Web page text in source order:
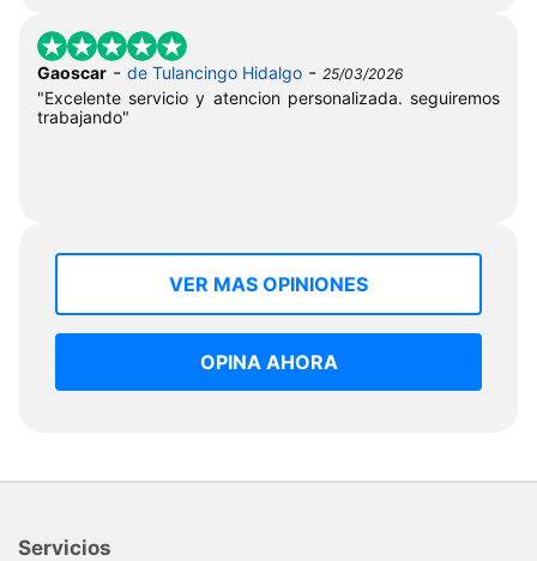
Gaoscar - de Tulancingo Hidalgo - 25/03/2026
"Excelente servicio y atencion personalizada. seguiremos
trabajando"
VER MAS OPINIONES
OPINA AHORA
Servicios